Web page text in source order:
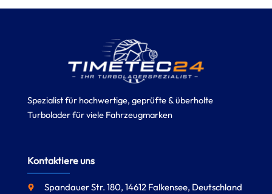
Spezialist für hochwertige, geprüfte & überholte
Turbolader für viele Fahrzeugmarken
Kontaktiere uns
Spandauer Str. 180, 14612 Falkensee, Deutschland